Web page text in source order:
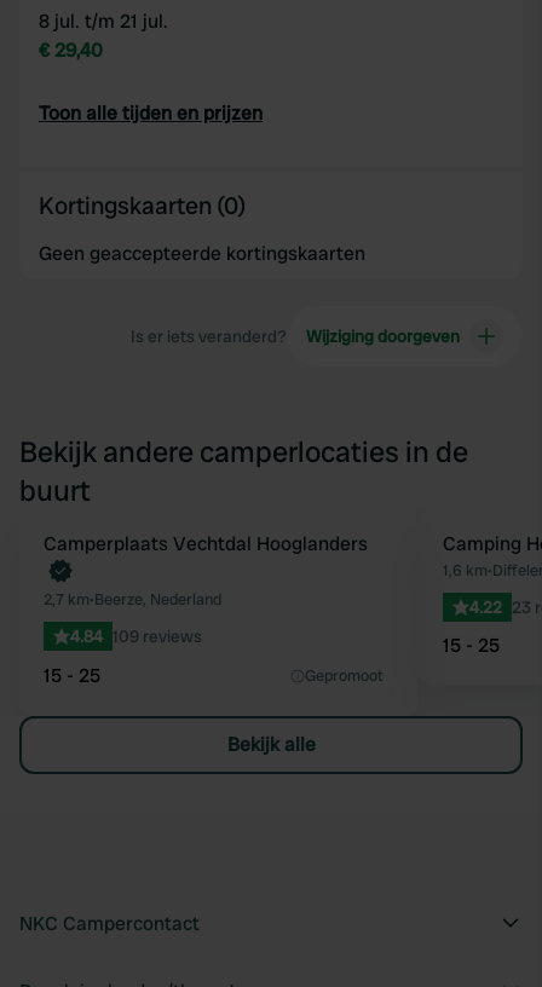
8 jul. t/m 21 jul.
€ 29,40
Toon alle tijden en prijzen
Kortingskaarten (0)
Geen geaccepteerde kortingskaarten
Is er iets veranderd? Wijziging doorgeven
Bekijk andere camperlocaties in de
buurt
Favoriet
Camperplaats Vechtdal Hooglanders
2,7 km•Beerze, Nederland
4.84 109 reviews
15 - 25 Gepromoot
Camping
1,6 km•
4.22 23
15 - 25
Bekijk alle
NKC Campercontact